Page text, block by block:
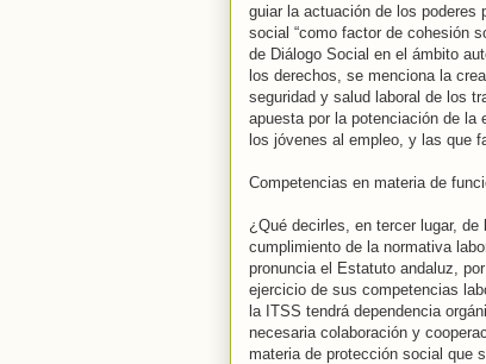
guiar la actuación de los poderes
social “como factor de cohesión
de Diálogo Social en el ámbito
los derechos, se menciona la
seguridad y salud laboral de los
apuesta por la potenciación de la
los jóvenes al empleo, y las que
Competencias en materia de
¿Qué decirles, en tercer lugar,
cumplimiento de la normativa
pronuncia el Estatuto andaluz,
ejercicio de sus competencias
la ITSS tendrá dependencia
necesaria colaboración y
materia de protección social que